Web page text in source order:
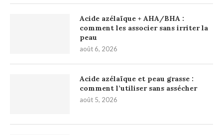
Acide azélaïque + AHA/BHA :
comment les associer sans irriter la
peau
août 6, 2026
Acide azélaïque et peau grasse :
comment l’utiliser sans assécher
août 5, 2026